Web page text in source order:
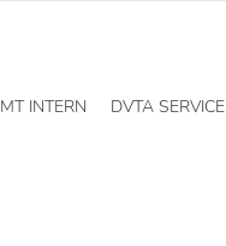
MT INTERN DVTA SERVICE